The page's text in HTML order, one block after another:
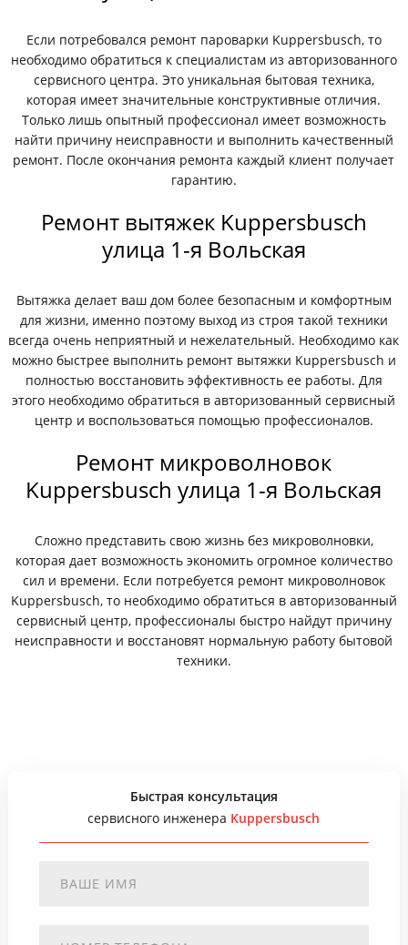
Если потребовался ремонт пароварки Kuppersbusch, то
необходимо обратиться к специалистам из авторизованного
сервисного центра. Это уникальная бытовая техника,
которая имеет значительные конструктивные отличия.
Только лишь опытный профессионал имеет возможность
найти причину неисправности и выполнить качественный
ремонт. После окончания ремонта каждый клиент получает
гарантию.
Ремонт вытяжек Kuppersbusch
улица 1-я Вольская
Вытяжка делает ваш дом более безопасным и комфортным
для жизни, именно поэтому выход из строя такой техники
всегда очень неприятный и нежелательный. Необходимо как
можно быстрее выполнить ремонт вытяжки Kuppersbusch и
полностью восстановить эффективность ее работы. Для
этого необходимо обратиться в авторизованный сервисный
центр и воспользоваться помощью профессионалов.
Ремонт микроволновок
Kuppersbusch улица 1-я Вольская
Сложно представить свою жизнь без микроволновки,
которая дает возможность экономить огромное количество
сил и времени. Если потребуется ремонт микроволновок
Kuppersbusch, то необходимо обратиться в авторизованный
сервисный центр, профессионалы быстро найдут причину
неисправности и восстановят нормальную работу бытовой
техники.
Быстрая консультация
сервисного инженера Kuppersbusch